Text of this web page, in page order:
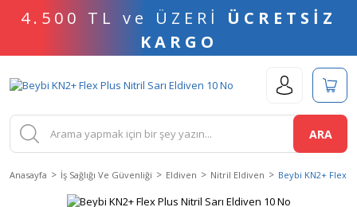
4.500 TL ve ÜZERİ ÜCRETSİZ
KARGO
ARA
Anasayfa İş Sağlığı Ve Güvenliği Eldiven Nitril Eldiven Beybi KN2+ Flex